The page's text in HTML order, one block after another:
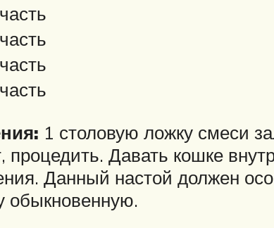
1 столовую ложку смеси
Давать кошке
Данный настой должен
обыкновенную.